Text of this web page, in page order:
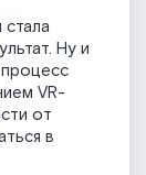
Ну и
VR-
от
в